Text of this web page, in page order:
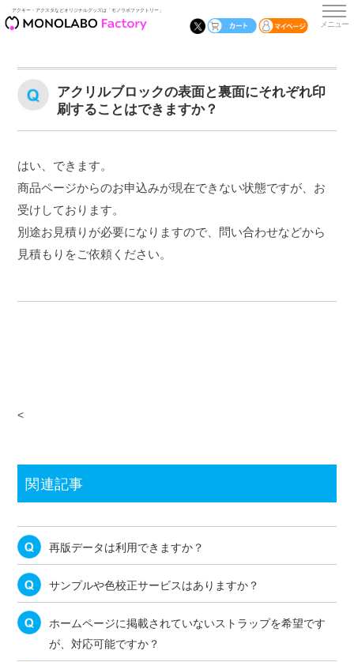
アクキー・アクスタなどオリジナルグッズは「モノラボファクトリー」
アクリルブロックの表面と裏面にそれぞれ印
刷することはできますか？
はい、できます。
商品ページからのお申込みが現在できない状態ですが、お
受けしております。
別途お見積りが必要になりますので、問い合わせなどから
見積もりをご依頼ください。
関連記事
再版データは利用できますか？
サンプルや色校正サービスはありますか？
ホームページに掲載されていないストラップを希望です
が、対応可能ですか？